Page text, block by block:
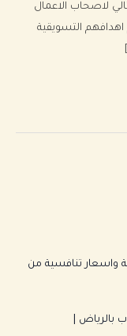
لاصحاب الاعمال
التسويقية
تنافسية من
|